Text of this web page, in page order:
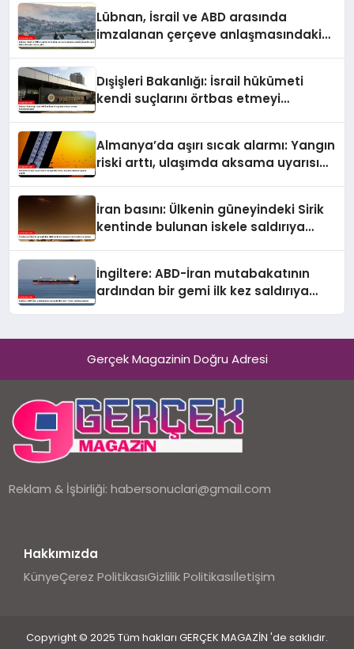
Lübnan, İsrail ve ABD arasında
imzalanan çerçeve anlaşmasındaki
Dışişleri Bakanlığı: İsrail hükümeti
kendi suçlarını örtbas etmeyi
Almanya’da aşırı sıcak alarmı: Yangın
riski arttı, ulaşımda aksama uyarısı
İran basını: Ülkenin güneyindeki Sirik
kentinde bulunan iskele saldırıya
İngiltere: ABD-İran mutabakatının
ardından bir gemi ilk kez saldırıya
Gerçek Magazinin Doğru Adresi
Reklam & İşbirliği:habersonuclari@gmail.com
Hakkımızda
KünyeÇerez PolitikasıGizlilik Politikasıİletişim
Copyright © 2025 Tüm hakları GERÇEK MAGAZİN 'de saklıdır.